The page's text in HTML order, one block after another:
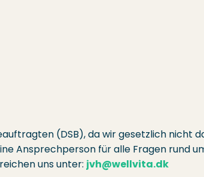
(DSB), da wir gesetzlich nicht
Ansprechperson für alle Fragen rund
uns unter: jvh@wellvita.dk